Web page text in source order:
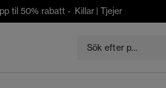
til 50% rabatt - Killar| Tjejer